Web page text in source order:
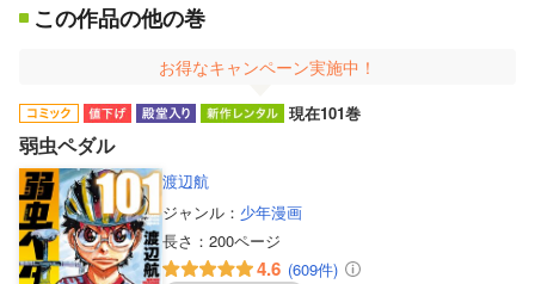
この作品の他の巻
お得なキャンペーン実施中！
現在101巻
弱虫ペダル
渡辺航
ジャンル： 少年漫画
長さ： 200ページ
4.6 (609件)